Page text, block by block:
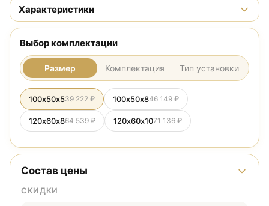
Характеристики
Выбор комплектации
Размер Комплектация Тип установки
100х50х539 222 ₽ 100х50х846 149 ₽
120х60х864 539 ₽ 120х60х1071 136 ₽
Состав цены
СКИДКИ